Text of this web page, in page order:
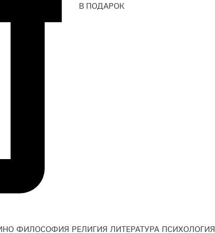
В ПОДАРОК
ФИЛОСОФИЯ РЕЛИГИЯ ЛИТЕРАТУРА ПСИХОЛОГИЯ